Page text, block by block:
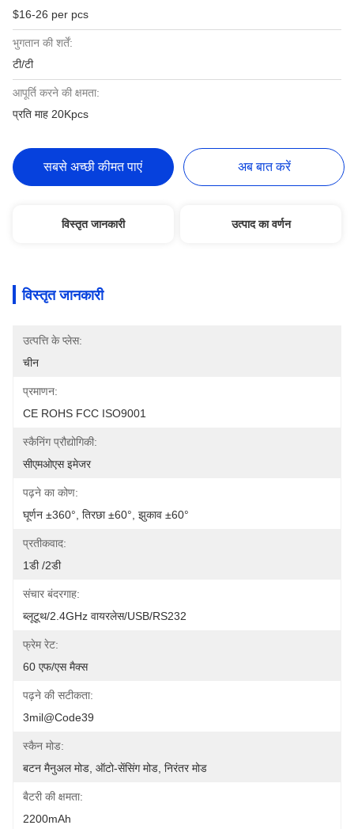
$16-26 per pcs
भुगतान की शर्तें:
टी/टी
आपूर्ति करने की क्षमता:
प्रति माह 20Kpcs
सबसे अच्छी कीमत पाएं अब बात करें
विस्तृत जानकारी उत्पाद का वर्णन
विस्तृत जानकारी
उत्पत्ति के प्लेस:
चीन
प्रमाणन:
CE ROHS FCC ISO9001
स्कैनिंग प्रौद्योगिकी:
सीएमओएस इमेजर
पढ़ने का कोण:
घूर्णन ±360°, तिरछा ±60°, झुकाव ±60°
प्रतीकवाद:
1डी /2डी
संचार बंदरगाह:
ब्लूटूथ/2.4GHz वायरलेस/USB/RS232
फ्रेम रेट:
60 एफ/एस मैक्स
पढ़ने की सटीकता:
3mil@code39
स्कैन मोड:
बटन मैनुअल मोड, ऑटो-सेंसिंग मोड, निरंतर मोड
बैटरी की क्षमता:
2200mAh